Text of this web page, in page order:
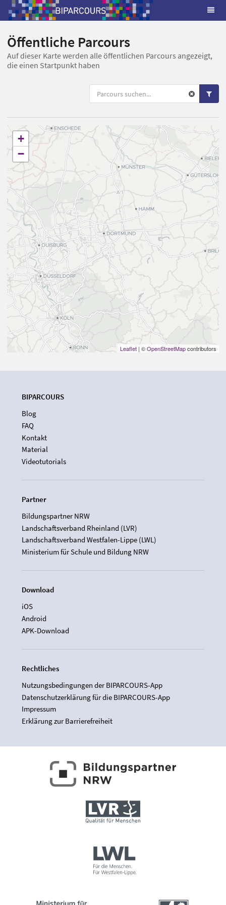
Öffentliche Parcours
Auf dieser Karte werden alle öffentlichen Parcours angezeigt,
die einen Startpunkt haben
+
−
Leaflet | ©OpenStreetMapcontributors
BIPARCOURS
Blog
FAQ
Kontakt
Material
Videotutorials
Partner
Bildungspartner NRW
Landschaftsverband Rheinland (LVR)
Landschaftsverband Westfalen-Lippe (LWL)
Ministerium für Schule und Bildung NRW
Download
iOS
Android
APK-Download
Rechtliches
Nutzungsbedingungen der BIPARCOURS-App
Datenschutzerklärung für die BIPARCOURS-App
Impressum
Erklärung zur Barrierefreiheit